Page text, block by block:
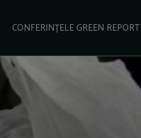
CONFERINȚELE GREEN REPORT
SCHIMBĂRI CLIMATICE